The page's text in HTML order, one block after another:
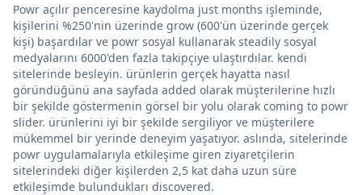
Powr açılır penceresine kaydolma just months işleminde,
kişilerini %250'nin üzerinde grow (600'ün üzerinde gerçek
kişi) başardılar ve powr sosyal kullanarak steadily sosyal
medyalarını 6000'den fazla takipçiye ulaştırdılar. kendi
sitelerinde besleyin. ürünlerin gerçek hayatta nasıl
göründüğünü ana sayfada added olarak müşterilerine hızlı
bir şekilde göstermenin görsel bir yolu olarak coming to powr
slider. ürünlerini iyi bir şekilde sergiliyor ve müşterilere
mükemmel bir yerinde deneyim yaşatıyor. aslında, sitelerinde
powr uygulamalarıyla etkileşime giren ziyaretçilerin
sitelerindeki diğer kişilerden 2,5 kat daha uzun süre
etkileşimde bulundukları discovered.